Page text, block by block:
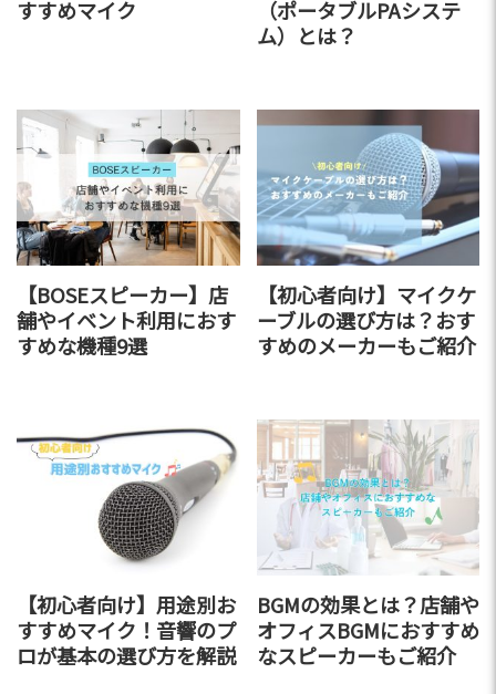
すすめマイク
（ポータブルPAシステ
ム）とは？
【BOSEスピーカー】店
舗やイベント利用におす
すめな機種9選
【初心者向け】マイクケ
ーブルの選び方は？おす
すめのメーカーもご紹介
【初心者向け】用途別お
すすめマイク！音響のプ
ロが基本の選び方を解説
BGMの効果とは？店舗や
オフィスBGMにおすすめ
なスピーカーもご紹介